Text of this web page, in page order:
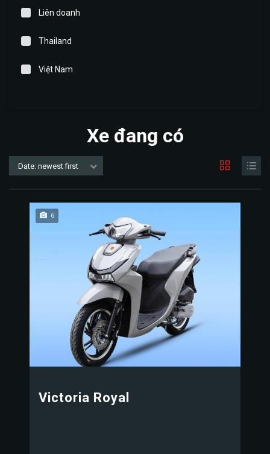
Liên doanh
Thailand
Việt Nam
Xe đang có
Date: newest first
6
Victoria Royal